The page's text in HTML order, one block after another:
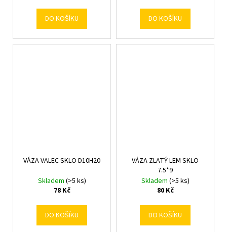
DO KOŠÍKU DO KOŠÍKU
VÁZA VALEC SKLO D10H20
Skladem (>5 ks)
78 Kč
DO KOŠÍKU
VÁZA ZLATÝ LEM SKLO
7.5*9
Skladem (>5 ks)
80 Kč
DO KOŠÍKU